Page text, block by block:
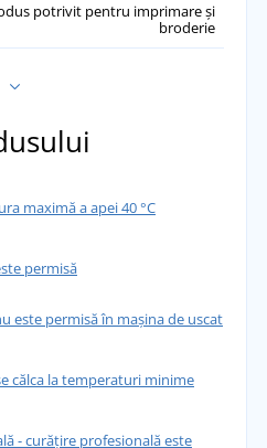
potrivit pentru imprimare și
broderie
maximă a apei 40 °C
permisă
este permisă în mașina de uscat
călca la temperaturi minime
- curățire profesională este